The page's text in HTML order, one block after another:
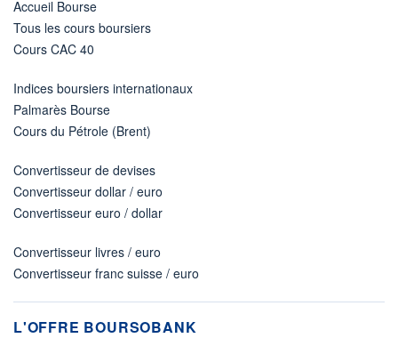
Accueil Bourse
Tous les cours boursiers
Cours CAC 40
Indices boursiers internationaux
Palmarès Bourse
Cours du Pétrole (Brent)
Convertisseur de devises
Convertisseur dollar / euro
Convertisseur euro / dollar
Convertisseur livres / euro
Convertisseur franc suisse / euro
L'OFFRE BOURSOBANK